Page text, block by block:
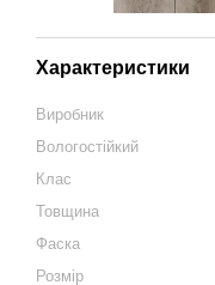
Характеристики
Виробник
Вологостійкий
Клас
Товщина
Фаска
Розмір